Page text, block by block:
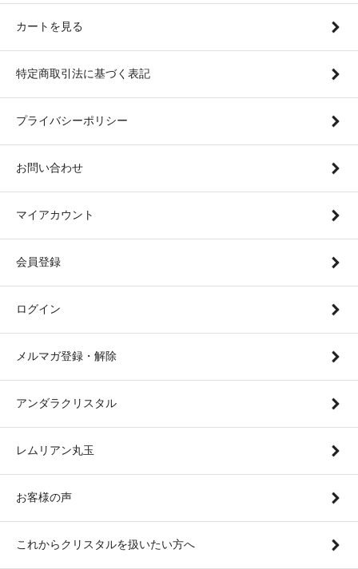
カートを見る
特定商取引法に基づく表記
プライバシーポリシー
お問い合わせ
マイアカウント
会員登録
ログイン
メルマガ登録・解除
アンダラクリスタル
レムリアン丸玉
お客様の声
これからクリスタルを扱いたい方へ